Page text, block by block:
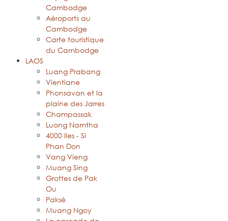
Cambodge
Aéroports au
Cambodge
Carte touristique
du Cambodge
LAOS
Luang Prabang
Vientiane
Phonsavan et la
plaine des Jarres
Champassak
Luong Namtha
4000 iles - Si
Phan Don
Vang Vieng
Muang Sing
Grottes de Pak
Ou
Paksé
Muang Ngoy